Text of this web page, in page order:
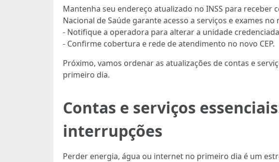
Mantenha seu endereço atualizado no INSS para receber
Nacional de Saúde garante acesso a serviços e exames
- Notifique a operadora para alterar a unidade
- Confirme cobertura e rede de atendimento no novo CEP.
Próximo, vamos ordenar as atualizações de contas e
primeiro dia.
Contas e serviços
interrupções
Perder energia, água ou internet no primeiro dia é um